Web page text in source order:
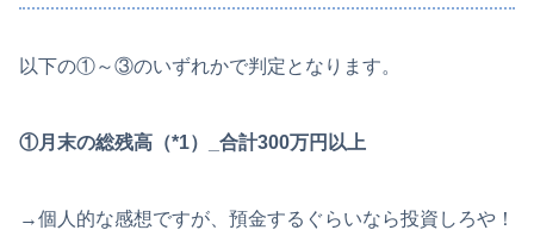
以下の①～③のいずれかで判定となります。
①月末の総残高 （*1）_合計300万円以上
→個人的な感想ですが、預金するぐらいなら投資しろや！